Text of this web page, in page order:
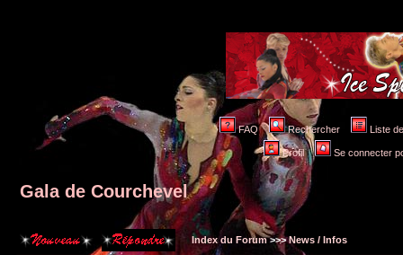
FAQ Rechercher Liste
Profil Se connecter
Gala de Courchevel
Index du Forum>>>News / Infos